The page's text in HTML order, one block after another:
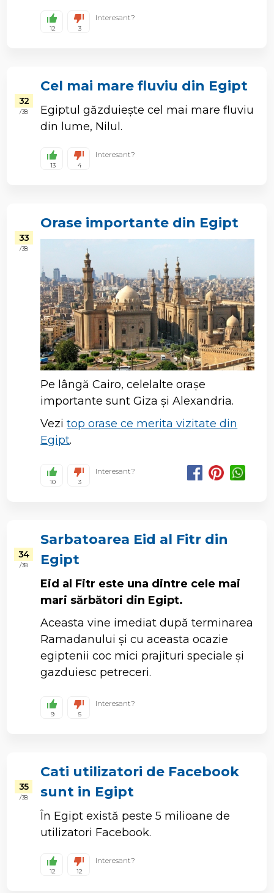
12 3
Interesant?
32
/ 38
Cel mai mare fluviu din Egipt
Egiptul găzduiește cel mai mare fluviu
din lume, Nilul.
13 4
Interesant?
33
/ 38
Orase importante din Egipt
Pe lângă Cairo, celelalte orașe
importante sunt Giza și Alexandria.
Vezitop orase ce merita vizitate din
Egipt.
10 3
Interesant?
34
/ 38
Sarbatoarea Eid al Fitr din
Egipt
Eid al Fitr este una dintre cele mai
mari sărbători din Egipt.
Aceasta vine imediat după terminarea
Ramadanului și cu aceasta ocazie
egiptenii coc mici prajituri speciale și
gazduiesc petreceri.
9 5
Interesant?
35
/ 38
Cati utilizatori de Facebook
sunt in Egipt
În Egipt există peste 5 milioane de
utilizatori Facebook.
12 12
Interesant?